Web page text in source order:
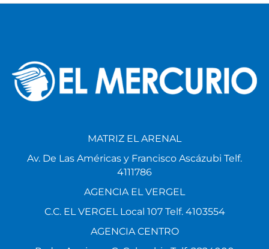
MATRIZ EL ARENAL
Av. De Las Américas y Francisco Ascázubi Telf.
4111786
AGENCIA EL VERGEL
C.C. EL VERGEL Local 107 Telf. 4103554
AGENCIA CENTRO